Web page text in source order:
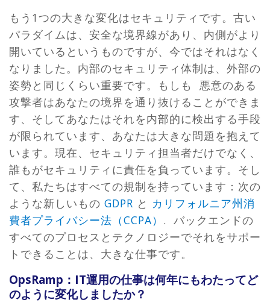
もう1つの大きな変化はセキュリティです。古い
パラダイムは、安全な境界線があり、内側がより
開いているというものですが、今ではそれはなく
なりました。内部のセキュリティ体制は、外部の
姿勢と同じくらい重要です。もしも 悪意のある
攻撃者はあなたの境界を通り抜けることができま
す、そしてあなたはそれを内部的に検出する手段
が限られています、あなたは大きな問題を抱えて
います。現在、セキュリティ担当者だけでなく、
誰もがセキュリティに責任を負っています。そし
て、私たちはすべての規制を持っています：次の
ような新しいもの GDPR と カリフォルニア州消
費者プライバシー法（CCPA） . バックエンドの
すべてのプロセスとテクノロジーでそれをサポー
トできることは、大きな仕事です。
OpsRamp：IT運用の仕事は何年にもわたってど
のように変化しましたか？